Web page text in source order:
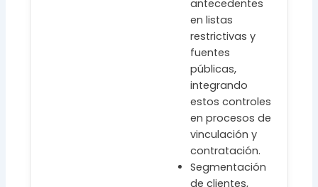
antecedentes
en listas
restrictivas y
fuentes
públicas,
integrando
estos controles
en procesos de
vinculación y
contratación.
Segmentación
de clientes,